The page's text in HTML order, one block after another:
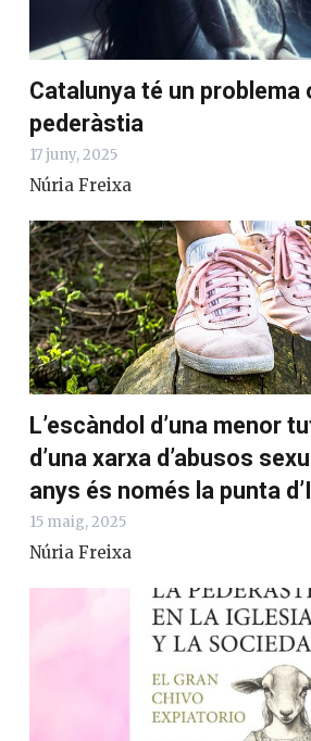
Catalunya té un problema
pederàstia
17 juny, 2025
Núria Freixa
L’escàndol d’una menor
d’una xarxa d’abusos
anys és només la punta
15 maig, 2025
Núria Freixa